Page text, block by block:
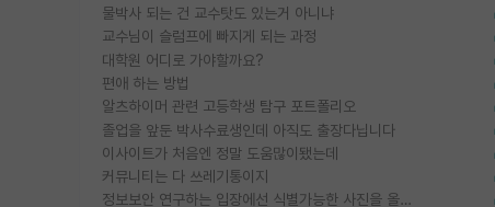
물박사 되는 건 교수탓도 있는거 아니냐
교수님이 슬럼프에 빠지게 되는 과정
대학원 어디로 가야할까요?
편애 하는 방법
알츠하이머 관련 고등학생 탐구 포트폴리오
졸업을 앞둔 박사수료생인데 아직도 출장다닙니다
이사이트가 처음엔 정말 도움많이됐는데
커뮤니티는 다 쓰레기통이지
정보보안 연구하는 입장에선 식별가능한 사진을 올리는건 비추이긴함